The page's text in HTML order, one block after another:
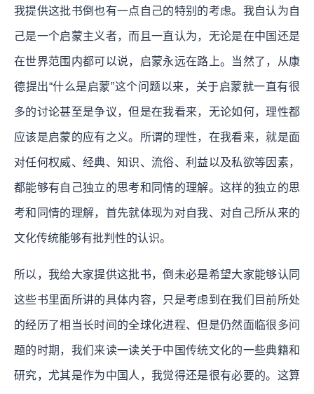
我提供这批书倒也有一点自己的特别的考虑。我自认为自
己是一个启蒙主义者，而且一直认为，无论是在中国还是
在世界范围内都可以说，启蒙永远在路上。当然了，从康
德提出“什么是启蒙”这个问题以来，关于启蒙就一直有很
多的讨论甚至是争议，但是在我看来，无论如何，理性都
应该是启蒙的应有之义。所谓的理性，在我看来，就是面
对任何权威、经典、知识、流俗、利益以及私欲等因素，
都能够有自己独立的思考和同情的理解。这样的独立的思
考和同情的理解，首先就体现为对自我、对自己所从来的
文化传统能够有批判性的认识。
所以，我给大家提供这批书，倒未必是希望大家能够认同
这些书里面所讲的具体内容，只是考虑到在我们目前所处
的经历了相当长时间的全球化进程、但是仍然面临很多问
题的时期，我们来读一读关于中国传统文化的一些典籍和
研究，尤其是作为中国人，我觉得还是很有必要的。这算